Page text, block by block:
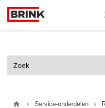
Service-onderdelen